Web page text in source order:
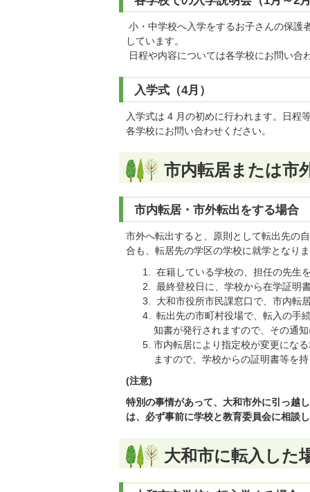
小・中学校へ入学をするお子さんの保護
しています。
日程や内容については各学校にお問い合
入学式（4月）
入学式は 4 月の初めに行われます。日程
各学校にお問い合わせください。
市内転居または市
市内転居・市外転出をする場合
市外へ転出すると、原則として転出先の
合も、転居先の学区の学校に就学となり
在籍している学校の、担任の先生
最終登校日に、学校から在学証明
大和市役所市民課窓口で、市内転
転出先の市町村役場で、転入の手
知書が発行されますので、その通
市内転居により指定校が変更にな
ますので、学校からの証明書等を
(注意)
特別の事情があって、大和市外に引っ越
は、必ず事前に学校と教育委員会に相談
大和市に転入した